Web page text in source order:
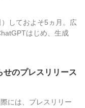
しておよそ5ヵ月。広
はじめ、生成
せのプレスリリース
には、プレスリリー